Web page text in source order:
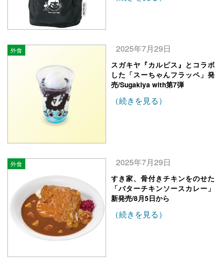
外食 2025年7月29日
スガキヤ『カルピス』とコラボ
した「スーちゃんフラッペ」発
売/Sugakiya with第7弾
（続きを見る）
外食 2025年7月29日
すき家、骨付きチキンをのせた
「バターチキンソースカレー」
新発売/8月5日から
（続きを見る）